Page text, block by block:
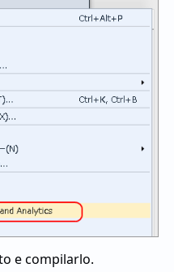
e compilarlo.